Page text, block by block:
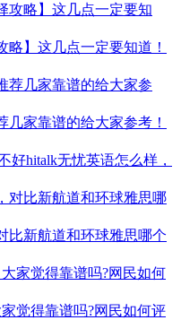
】这几点一定要知道！
几家靠谱的给大家参考！
hitalk无忧英语怎么样，
比新航道和环球雅思哪个
觉得靠谱吗?网民如何评